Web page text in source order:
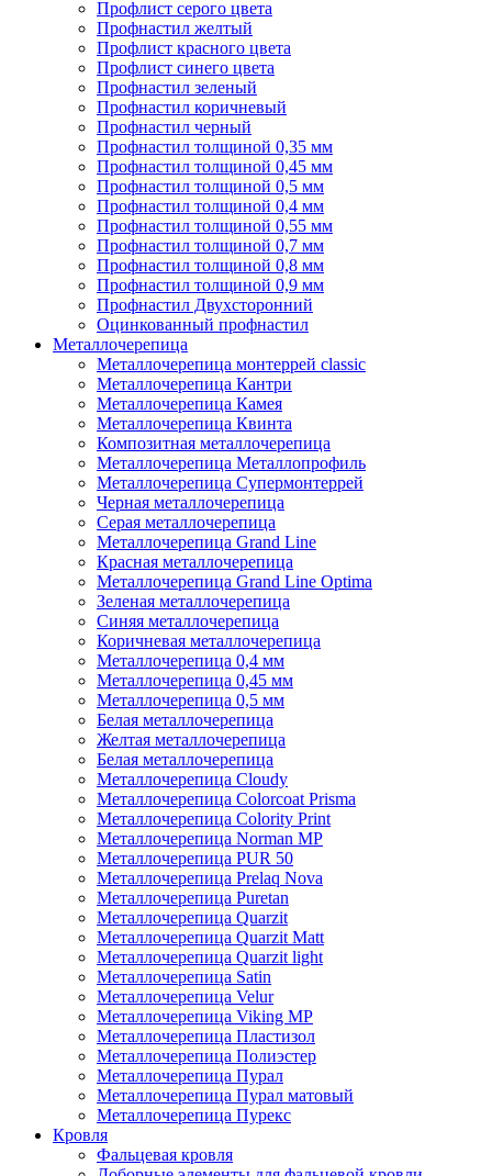
Профлист серого цвета
Профнастил желтый
Профлист красного цвета
Профлист синего цвета
Профнастил зеленый
Профнастил коричневый
Профнастил черный
Профнастил толщиной 0,35 мм
Профнастил толщиной 0,45 мм
Профнастил толщиной 0,5 мм
Профнастил толщиной 0,4 мм
Профнастил толщиной 0,55 мм
Профнастил толщиной 0,7 мм
Профнастил толщиной 0,8 мм
Профнастил толщиной 0,9 мм
Профнастил Двухсторонний
Оцинкованный профнастил
Металлочерепица
Металлочерепица монтеррей classic
Металлочерепица Кантри
Металлочерепица Камея
Металлочерепица Квинта
Композитная металлочерепица
Металлочерепица Металлопрофиль
Металлочерепица Супермонтеррей
Черная металлочерепица
Серая металлочерепица
Металлочерепица Grand Line
Красная металлочерепица
Металлочерепица Grand Line Optima
Зеленая металлочерепица
Синяя металлочерепица
Коричневая металлочерепица
Металлочерепица 0,4 мм
Металлочерепица 0,45 мм
Металлочерепица 0,5 мм
Белая металлочерепица
Желтая металлочерепица
Белая металлочерепица
Металлочерепица Cloudy
Металлочерепица Colorcoat Prisma
Металлочерепица Colority Print
Металлочерепица Norman MP
Металлочерепица PUR 50
Металлочерепица Prelaq Nova
Металлочерепица Puretan
Металлочерепица Quarzit
Металлочерепица Quarzit Matt
Металлочерепица Quarzit light
Металлочерепица Satin
Металлочерепица Velur
Металлочерепица Viking MP
Металлочерепица Пластизол
Металлочерепица Полиэстер
Металлочерепица Пурал
Металлочерепица Пурал матовый
Металлочерепица Пурекс
Кровля
Фальцевая кровля